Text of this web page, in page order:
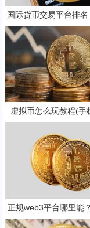
国际货币交易平台排
的币圈交易所_国外
虚拟币怎么玩教程(手
正规web3平台哪里能
力web3平台榜